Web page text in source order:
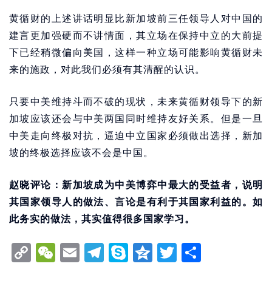
黄循财的上述讲话明显比新加坡前三任领导人对中国的
建言更加强硬而不讲情面，其立场在保持中立的大前提
下已经稍微偏向美国，这样一种立场可能影响黄循财未
来的施政，对此我们必须有其清醒的认识。
只要中美维持斗而不破的现状，未来黄循财领导下的新
加坡应该还会与中美两国同时维持友好关系。但是一旦
中美走向终极对抗，逼迫中立国家必须做出选择，新加
坡的终极选择应该不会是中国。
赵晓评论：新加坡成为中美博弈中最大的受益者，说明
其国家领导人的做法、言论是有利于其国家利益的。如
此务实的做法，其实值得很多国家学习。
CopyWeChat
EmailTelegram
SkypeQzoneTwitter